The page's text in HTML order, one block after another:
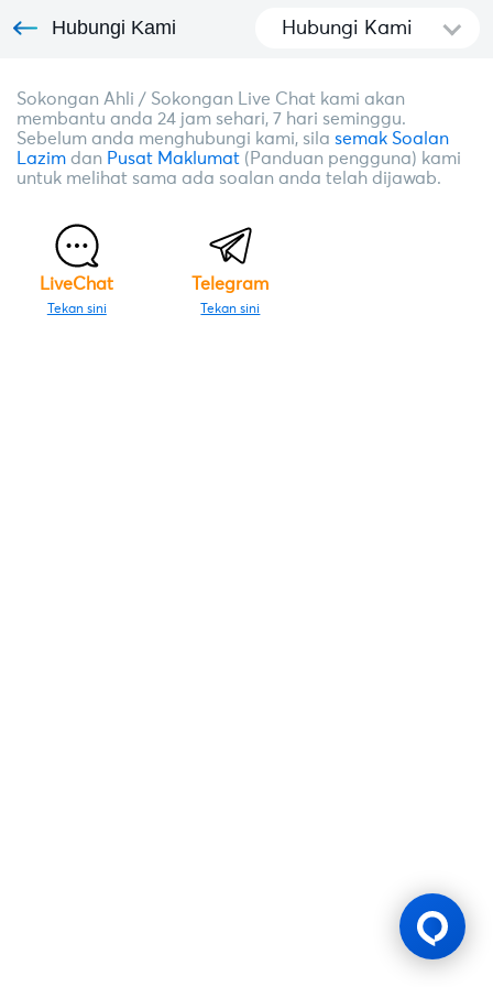
Hubungi Kami Hubungi Kami
Sokongan Ahli / Sokongan Live Chat kami akan
membantu anda 24 jam sehari, 7 hari seminggu.
Sebelum anda menghubungi kami, sila semak Soalan
Lazimdan Pusat Maklumat(Panduan pengguna) kami
untuk melihat sama ada soalan anda telah dijawab.
LiveChat
Tekan sini
Telegram
Tekan sini